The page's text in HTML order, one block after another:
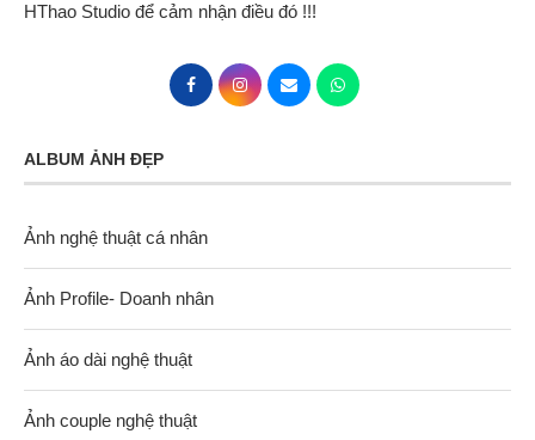
HThao Studio để cảm nhận điều đó !!!
ALBUM ẢNH ĐẸP
Ảnh nghệ thuật cá nhân
Ảnh Profile- Doanh nhân
Ảnh áo dài nghệ thuật
Ảnh couple nghệ thuật